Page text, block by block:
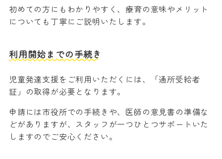
初めての方にもわかりやすく、療育の意味やメリット
についても丁寧にご説明いたします。
利用開始までの手続き
児童発達支援をご利用いただくには、「通所受給者
証」の取得が必要となります。
申請には市役所での手続きや、医師の意見書の準備な
どがありますが、スタッフが一つひとつサポートいた
しますのでご安心ください。